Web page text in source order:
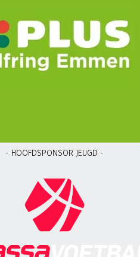
- HOOFDSPONSOR JEUGD -